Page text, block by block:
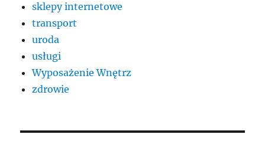
sklepy internetowe
transport
uroda
usługi
Wyposażenie Wnętrz
zdrowie